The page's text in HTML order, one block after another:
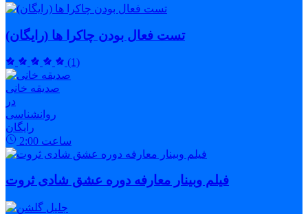
تست فعال بودن چاکرا ها (رایگان)
(1)
صدیقه خانی
در
روانشناسی
رایگان
2:00 ساعت
فیلم وبینار معارفه دوره عشق شادی ثروت